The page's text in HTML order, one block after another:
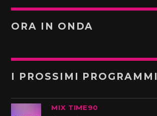
ORA IN ONDA
I PROSSIMI PROGRAMMI
MIX TIME90